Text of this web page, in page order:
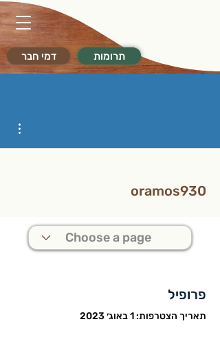
דמי חבר תרומות
oramos930
פרופיל
תאריך הצטרפות: 1 באוג׳ 2023